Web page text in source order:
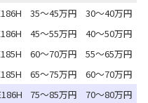
35～45万円
30～40万円
45～55万円
40～50万円
60～70万円
55～65万円
65～75万円
60～70万円
75～85万円
70～80万円